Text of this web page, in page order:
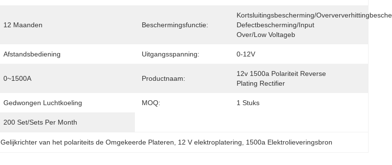
12 Maanden Beschermingsfunctie:
Kortsluitingsbescherming/
Defectbescherming/Input
Over/Low Voltageb
Afstandsbediening Uitgangsspanning: 0-12V
0~1500A Productnaam:
12v 1500a Polariteit Reverse
Plating Rectifier
Gedwongen Luchtkoeling MOQ: 1 Stuks
200 Set/Sets Per Month
Gelijkrichter van het polariteits de Omgekeerde Plateren 12 V elektroplatering 1500a Elektrolieveringsbron